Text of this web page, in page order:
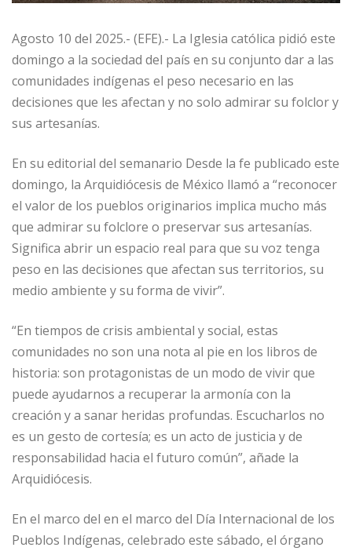
Agosto 10 del 2025.- (EFE).- La Iglesia católica pidió este
domingo a la sociedad del país en su conjunto dar a las
comunidades indígenas el peso necesario en las
decisiones que les afectan y no solo admirar su folclor y
sus artesanías.
En su editorial del semanario Desde la fe publicado este
domingo, la Arquidiócesis de México llamó a “reconocer
el valor de los pueblos originarios implica mucho más
que admirar su folclore o preservar sus artesanías.
Significa abrir un espacio real para que su voz tenga
peso en las decisiones que afectan sus territorios, su
medio ambiente y su forma de vivir”.
“En tiempos de crisis ambiental y social, estas
comunidades no son una nota al pie en los libros de
historia: son protagonistas de un modo de vivir que
puede ayudarnos a recuperar la armonía con la
creación y a sanar heridas profundas. Escucharlos no
es un gesto de cortesía; es un acto de justicia y de
responsabilidad hacia el futuro común”, añade la
Arquidiócesis.
En el marco del en el marco del Día Internacional de los
Pueblos Indígenas, celebrado este sábado, el órgano